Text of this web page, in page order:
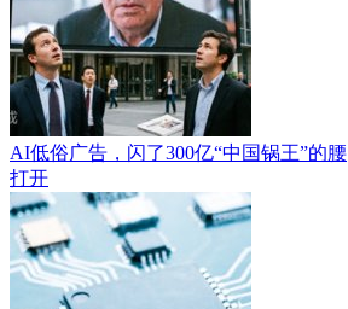
AI低俗广告，闪了300亿“中国锅王”的腰
打开